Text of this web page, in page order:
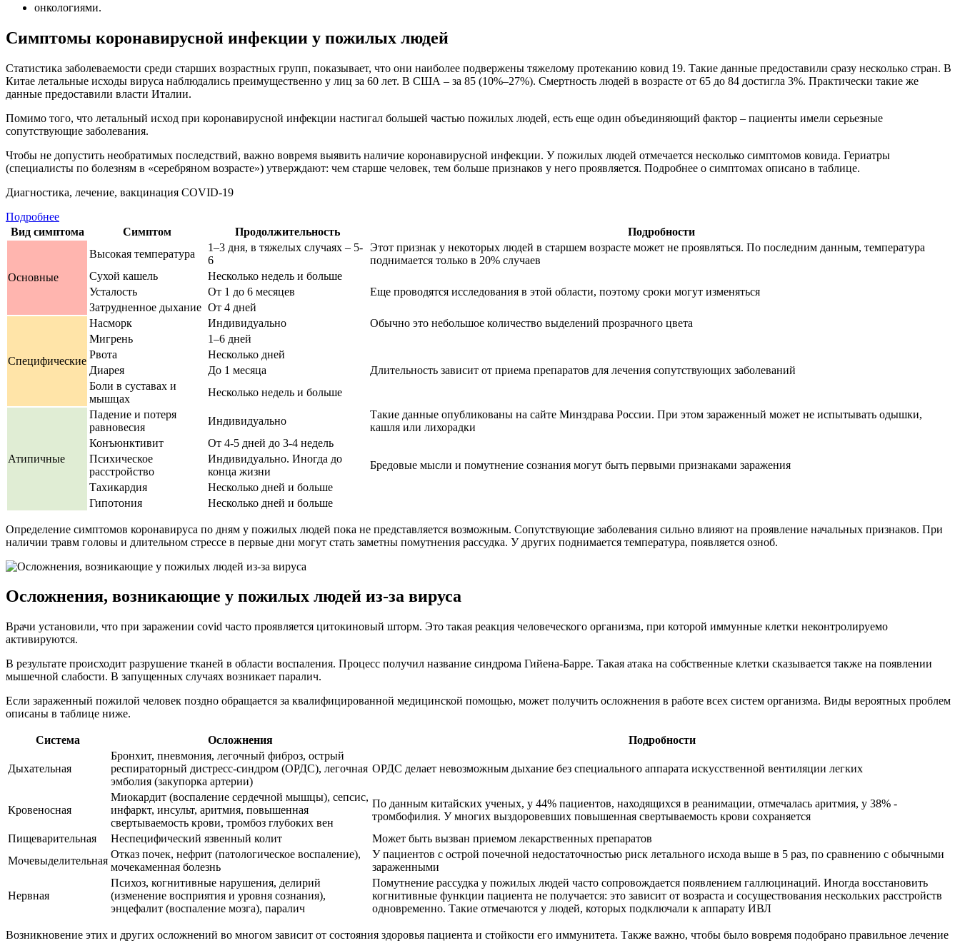
онкологиями.
Симптомы коронавирусной инфекции у пожилых людей
Статистика заболеваемости среди старших возрастных групп, показывает, что они наиболее подвержены тяжелому протеканию ковид 19. Такие данные предоставили сразу несколько стран. В
Китае летальные исходы вируса наблюдались преимущественно у лиц за 60 лет. В США – за 85 (10%–27%). Смертность людей в возрасте от 65 до 84 достигла 3%. Практически такие же
данные предоставили власти Италии.
Помимо того, что летальный исход при коронавирусной инфекции настигал большей частью пожилых людей, есть еще один объединяющий фактор – пациенты имели серьезные
сопутствующие заболевания.
Чтобы не допустить необратимых последствий, важно вовремя выявить наличие коронавирусной инфекции. У пожилых людей отмечается несколько симптомов ковида. Гериатры
(специалисты по болезням в «серебряном возрасте») утверждают: чем старше человек, тем больше признаков у него проявляется. Подробнее о симптомах описано в таблице.
Диагностика, лечение, вакцинация COVID-19
Подробнее
Вид симптома
Симптом Продолжительность Подробности
Основные
Высокая температура
1–3 дня, в тяжелых случаях – 5-
6
Этот признак у некоторых людей в старшем возрасте может не проявляться. По последним данным, температура
поднимается только в 20% случаев
Сухой кашель
Несколько недель и больше
Усталость
От 1 до 6 месяцев
Еще проводятся исследования в этой области, поэтому сроки могут изменяться
Затрудненное дыхание От 4 дней
Специфические
Насморк Индивидуально
Обычно это небольшое количество выделений прозрачного цвета
Мигрень
1–6 дней
Рвота
Несколько дней
Диарея
До 1 месяца
Длительность зависит от приема препаратов для лечения сопутствующих заболеваний
Боли в суставах и
мышцах
Несколько недель и больше
Атипичные
Падение и потеря
равновесия
Индивидуально
Такие данные опубликованы на сайте Минздрава России. При этом зараженный может не испытывать одышки,
кашля или лихорадки
Конъюнктивит
От 4-5 дней до 3-4 недель
Психическое
расстройство
Индивидуально. Иногда до
конца жизни
Бредовые мысли и помутнение сознания могут быть первыми признаками заражения
Тахикардия
Несколько дней и больше
Гипотония
Несколько дней и больше
Определение симптомов коронавируса по дням у пожилых людей пока не представляется возможным. Сопутствующие заболевания сильно влияют на проявление начальных признаков. При
наличии травм головы и длительном стрессе в первые дни могут стать заметны помутнения рассудка. У других поднимается температура, появляется озноб.
Осложнения, возникающие у пожилых людей из-за вируса
Врачи установили, что при заражении covid часто проявляется цитокиновый шторм. Это такая реакция человеческого организма, при которой иммунные клетки неконтролируемо
активируются.
В результате происходит разрушение тканей в области воспаления. Процесс получил название синдрома Гийена-Барре. Такая атака на собственные клетки сказывается также на появлении
мышечной слабости. В запущенных случаях возникает паралич.
Если зараженный пожилой человек поздно обращается за квалифицированной медицинской помощью, может получить осложнения в работе всех систем организма. Виды вероятных проблем
описаны в таблице ниже.
Система Осложнения Подробности
Дыхательная
Бронхит, пневмония, легочный фиброз, острый
респираторный дистресс-синдром (ОРДС), легочная
эмболия (закупорка артерии)
ОРДС делает невозможным дыхание без специального аппарата искусственной вентиляции легких
Кровеносная
Миокардит (воспаление сердечной мышцы), сепсис,
инфаркт, инсульт, аритмия, повышенная
свертываемость крови, тромбоз глубоких вен
По данным китайских ученых, у 44% пациентов, находящихся в реанимации, отмечалась аритмия, у 38% -
тромбофилия. У многих выздоровевших повышенная свертываемость крови сохраняется
Пищеварительная
Неспецифический язвенный колит
Может быть вызван приемом лекарственных препаратов
Мочевыделительная
Отказ почек, нефрит (патологическое воспаление),
мочекаменная болезнь
У пациентов с острой почечной недостаточностью риск летального исхода выше в 5 раз, по сравнению с обычными
зараженными
Нервная
Психоз, когнитивные нарушения, делирий
(изменение восприятия и уровня сознания),
энцефалит (воспаление мозга), паралич
Помутнение рассудка у пожилых людей часто сопровождается появлением галлюцинаций. Иногда восстановить
когнитивные функции пациента не получается: это зависит от возраста и сосуществования нескольких расстройств
одновременно. Такие отмечаются у людей, которых подключали к аппарату ИВЛ
Возникновение этих и других осложнений во многом зависит от состояния здоровья пациента и стойкости его иммунитета. Также важно, чтобы было вовремя подобрано правильное лечение